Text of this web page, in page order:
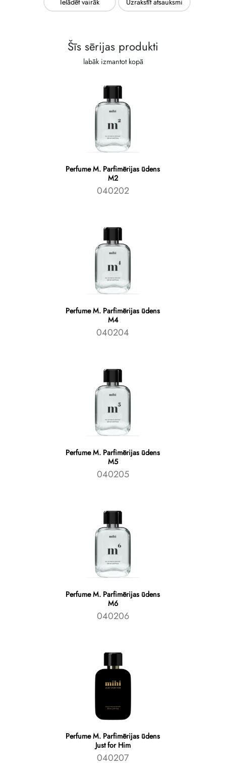
Ielādēt vairāk Uzrakstīt atsauksmi
Šīs sērijas produkti
labāk izmantot kopā
Perfume M. Parfimērijas ūdens
M2
040202
Perfume M. Parfimērijas ūdens
M4
040204
Perfume M. Parfimērijas ūdens
M5
040205
Perfume M. Parfimērijas ūdens
M6
040206
Perfume M. Parfimērijas ūdens
Just for Him
040207